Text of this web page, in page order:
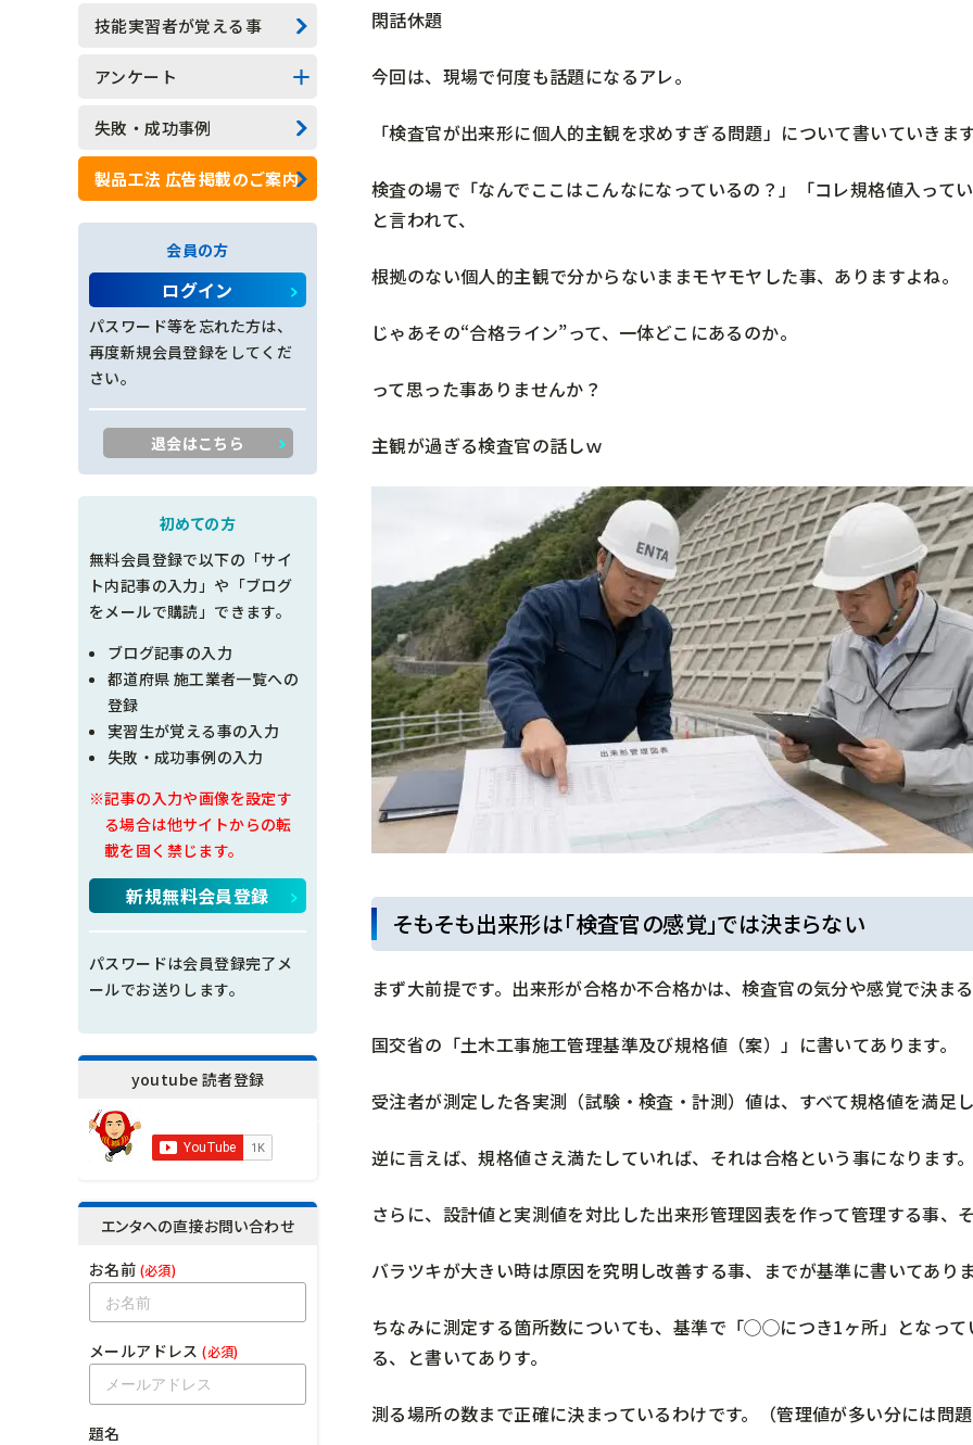
閑話休題
今回は、現場で何度も話題になるアレ。
「検査官が出来形に個人的主観を求めすぎる問題」について書いていきま
検査の場で「なんでここはこんなになっているの？」「コレ規格値入って
と言われて、
根拠のない個人的主観で分からないままモヤモヤした事、ありますよね。
じゃあその“合格ライン”って、一体どこにあるのか。
って思った事ありませんか？
主観が過ぎる検査官の話しｗ
そもそも出来形は「検査官の感覚」では決まらない
まず大前提です。出来形が合格か不合格かは、検査官の気分や感覚で決ま
国交省の「土木工事施工管理基準及び規格値（案）」に書いてあります。
受注者が測定した各実測（試験・検査・計測）値は、すべて規格値を満足
逆に言えば、規格値さえ満たしていれば、それは合格という事になります
さらに、設計値と実測値を対比した出来形管理図表を作って管理する事、
バラツキが大きい時は原因を究明し改善する事、までが基準に書いてあり
ちなみに測定する箇所数についても、基準で「◯◯につき1ヶ所」となっ
る、と書いてありす。
測る場所の数まで正確に決まっているわけです。（管理値が多い分には問
植生基材吹付工
グラウンドアンカー工
ロックボルト工
足場工
ロックネット工
法面工全般
施工管理
創意工夫
品質管理
出来形管理
工程管理
土木設計
現場問題点
その他
技能実習者が覚える事
アンケート
アンケート結果一覧
失敗・成功事例
製品工法 広告掲載のご案内
会員の方
ログイン
パスワード等を忘れた方は、
再度新規会員登録をしてくだ
さい。
退会はこちら
初めての方
無料会員登録で以下の「サイ
ト内記事の入力」や「ブログ
をメールで購読」できます。
ブログ記事の入力
都道府県 施工業者一覧への
登録
実習生が覚える事の入力
失敗・成功事例の入力
※記事の入力や画像を設定す
る場合は他サイトからの転
載を固く禁じます。
新規無料会員登録
パスワードは会員登録完了メ
ールでお送りします。
youtube 読者登録
エンタへの直接お問い合わせ
お名前 (必須)
メールアドレス (必須)
題名